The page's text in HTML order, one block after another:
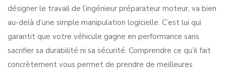
désigner le travail de l’ingénieur préparateur moteur, va bien
au-delà d’une simple manipulation logicielle. C’est lui qui
garantit que votre véhicule gagne en performance sans
sacrifier sa durabilité ni sa sécurité. Comprendre ce qu’il fait
concrètement vous permet de prendre de meilleures